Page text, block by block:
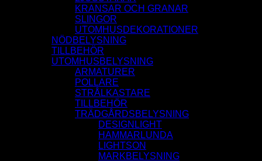
KRANSAR OCH GRANAR
SLINGOR
UTOMHUSDEKORATIONER
NÖDBELYSNING
TILLBEHÖR
UTOMHUSBELYSNING
ARMATURER
POLLARE
STRÅLKASTARE
TILLBEHÖR
TRÄDGÅRDSBELYSNING
DESIGNLIGHT
HAMMARLUNDA
LIGHTSON
MARKBELYSNING